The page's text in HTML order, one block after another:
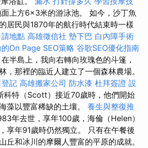
上方6×3米的游泳池。 如今，沙丁魚
居民與1870年的航行時代結束時一樣
地點 高雄徵信社 墊下巴 白內障手術
On Page SEO策略 谷歌SEO優化指南
在半島上，我向右轉向玫瑰色的斗篷，
，那裡的臨近人建立了一個森林農場。
記 高雄搬家公司 防水漆 杜拜簽證 設
科特（Scott）接近70歲時，他們開始
藻以豐富稀缺的土壤。 養生與整復推
年去世，享年100歲，海倫（Helen）
享年91歲時仍然獨立。 只有在午餐後
丘和冰川的摩爾人豐富的平原的成就。